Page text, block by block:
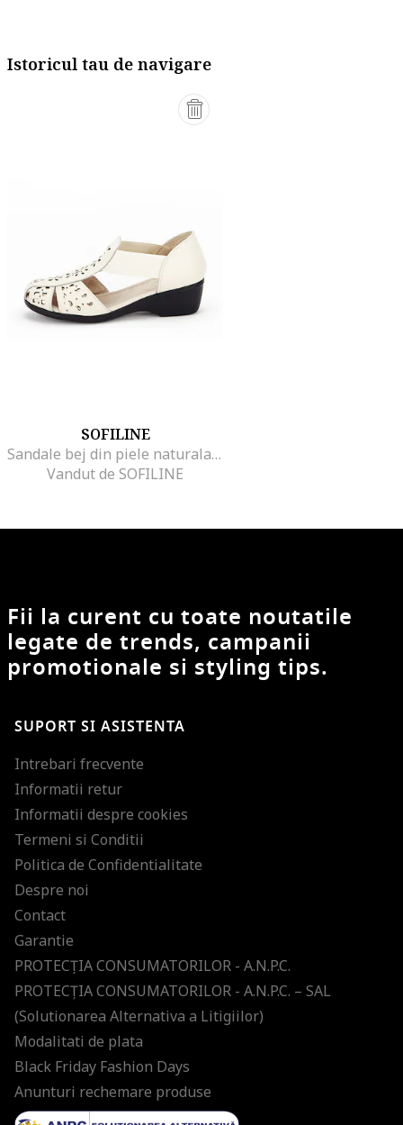
Istoricul tau de navigare
SOFILINE
Sandale bej din piele naturala Ozana M5 12692, Bej
Vandut de SOFILINE
Fii la curent cu toate noutatile
legate de trends, campanii
promotionale si styling tips.
SUPORT SI ASISTENTA
Intrebari frecvente
Informatii retur
Informatii despre cookies
Termeni si Conditii
Politica de Confidentialitate
Despre noi
Contact
Garantie
PROTECŢIA CONSUMATORILOR - A.N.P.C.
PROTECŢIA CONSUMATORILOR - A.N.P.C. – SAL
(Solutionarea Alternativa a Litigiilor)
Modalitati de plata
Black Friday Fashion Days
Anunturi rechemare produse